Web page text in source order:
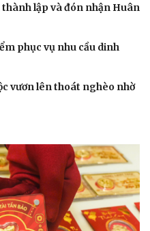
lập và đón nhận Huân
phục vụ nhu cầu dinh
vươn lên thoát nghèo nhờ